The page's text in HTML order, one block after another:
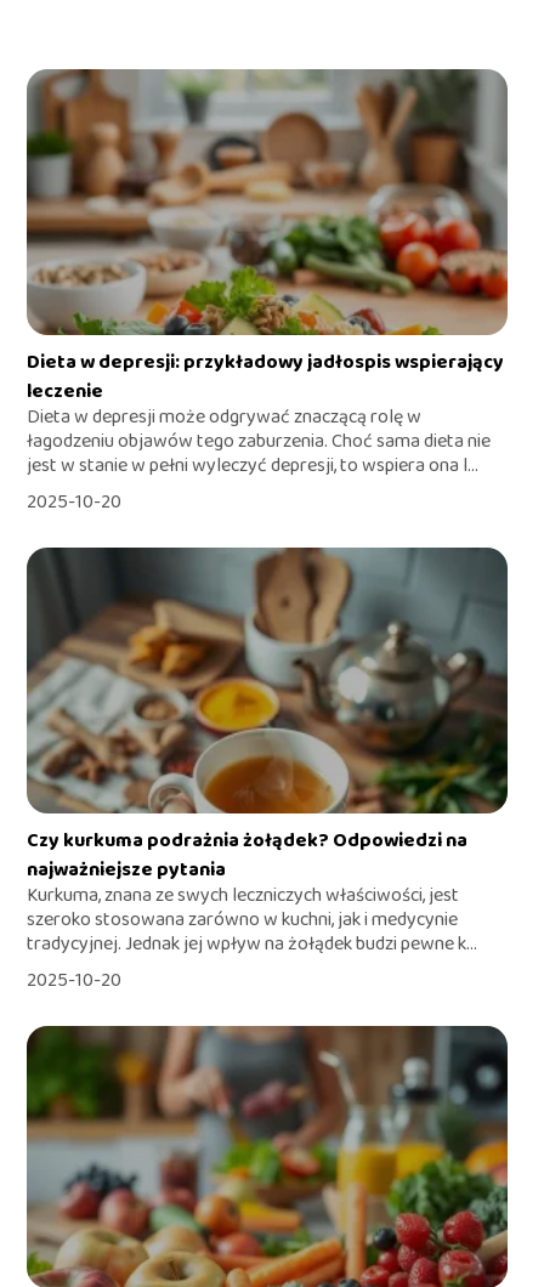
Dieta w depresji: przykładowy jadłospis wspierający
leczenie
Dieta w depresji może odgrywać znaczącą rolę w
łagodzeniu objawów tego zaburzenia. Choć sama dieta nie
jest w stanie w pełni wyleczyć depresji, to wspiera ona l...
2025-10-20
Czy kurkuma podrażnia żołądek? Odpowiedzi na
najważniejsze pytania
Kurkuma, znana ze swych leczniczych właściwości, jest
szeroko stosowana zarówno w kuchni, jak i medycynie
tradycyjnej. Jednak jej wpływ na żołądek budzi pewne k...
2025-10-20